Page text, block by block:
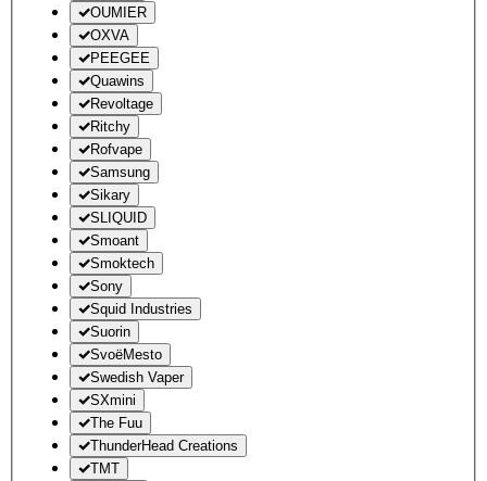
OUMIER
OXVA
PEEGEE
Quawins
Revoltage
Ritchy
Rofvape
Samsung
Sikary
SLIQUID
Smoant
Smoktech
Sony
Squid Industries
Suorin
SvoëMesto
Swedish Vaper
SXmini
The Fuu
ThunderHead Creations
TMT